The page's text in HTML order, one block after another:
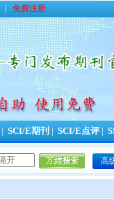
免费注册
SCI/E期刊 SCI/E点评
高